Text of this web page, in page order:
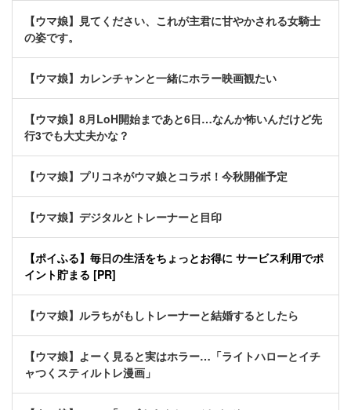
【ウマ娘】見てください、これが主君に甘やかされる女騎士
の姿です。
【ウマ娘】カレンチャンと一緒にホラー映画観たい
【ウマ娘】8月LoH開始まであと6日…なんか怖いんだけど先
行3でも大丈夫かな？
【ウマ娘】プリコネがウマ娘とコラボ！今秋開催予定
【ウマ娘】デジタルとトレーナーと目印
【ポイふる】毎日の生活をちょっとお得に サービス利用でポ
イント貯まる [PR]
【ウマ娘】ルラちがもしトレーナーと結婚するとしたら
【ウマ娘】よーく見ると実はホラー…「ライトハローとイチ
ャつくスティルトレ漫画」